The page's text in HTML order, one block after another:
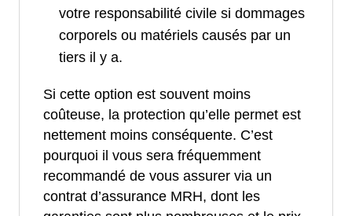
votre responsabilité civile si dommages
corporels ou matériels causés par un
tiers il y a.
Si cette option est souvent moins
coûteuse, la protection qu’elle permet est
nettement moins conséquente. C’est
pourquoi il vous sera fréquemment
recommandé de vous assurer via un
contrat d’assurance MRH, dont les